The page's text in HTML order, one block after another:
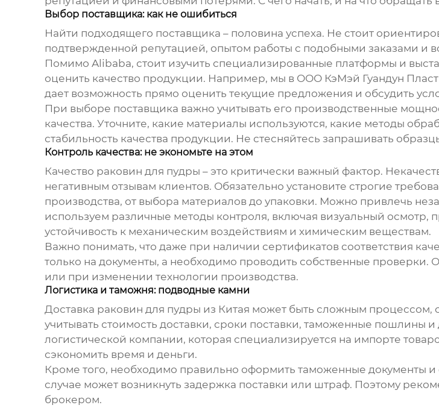
Выбор поставщика: как не ошибиться
Найти подходящего поставщика – половина успеха. Не стоит
подтвержденной репутацией, опытом работы с подобными заказами и
Помимо Alibaba, стоит изучить специализированные платформы и
оценить качество продукции. Например, мы в ООО КэМэй Гуандун
дает возможность прямо оценить текущие предложения и обсудить
При выборе поставщика важно учитывать его производственные
качества. Уточните, какие материалы используются, какие методы
стабильность качества продукции. Не стесняйтесь запрашивать
Контроль качества: не экономьте на этом
Качество раковин для пудры – это критически важный фактор.
негативным отзывам клиентов. Обязательно установите строгие
производства, от выбора материалов до упаковки. Можно привлечь
используем различные методы контроля, включая визуальный осмотр,
устойчивость к механическим воздействиям и химическим веществам.
Важно понимать, что даже при наличии сертификатов соответствия
только на документы, а необходимо проводить собственные
или при изменении технологии производства.
Логистика и таможня: подводные камни
Доставка раковин для пудры из Китая может быть сложным процессом,
учитывать стоимость доставки, сроки поставки, таможенные пошлины
логистической компании, которая специализируется на импорте
сэкономить время и деньги.
Кроме того, необходимо правильно оформить таможенные документы
случае может возникнуть задержка поставки или штраф. Поэтому
брокером.